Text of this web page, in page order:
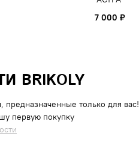
7 000 ₽
BRIKOLY
предназначенные только для вас!
первую покупку